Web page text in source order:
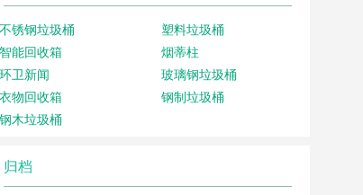
不锈钢垃圾桶
塑料垃圾桶
智能回收箱
烟蒂柱
环卫新闻
玻璃钢垃圾桶
衣物回收箱
钢制垃圾桶
钢木垃圾桶
归档